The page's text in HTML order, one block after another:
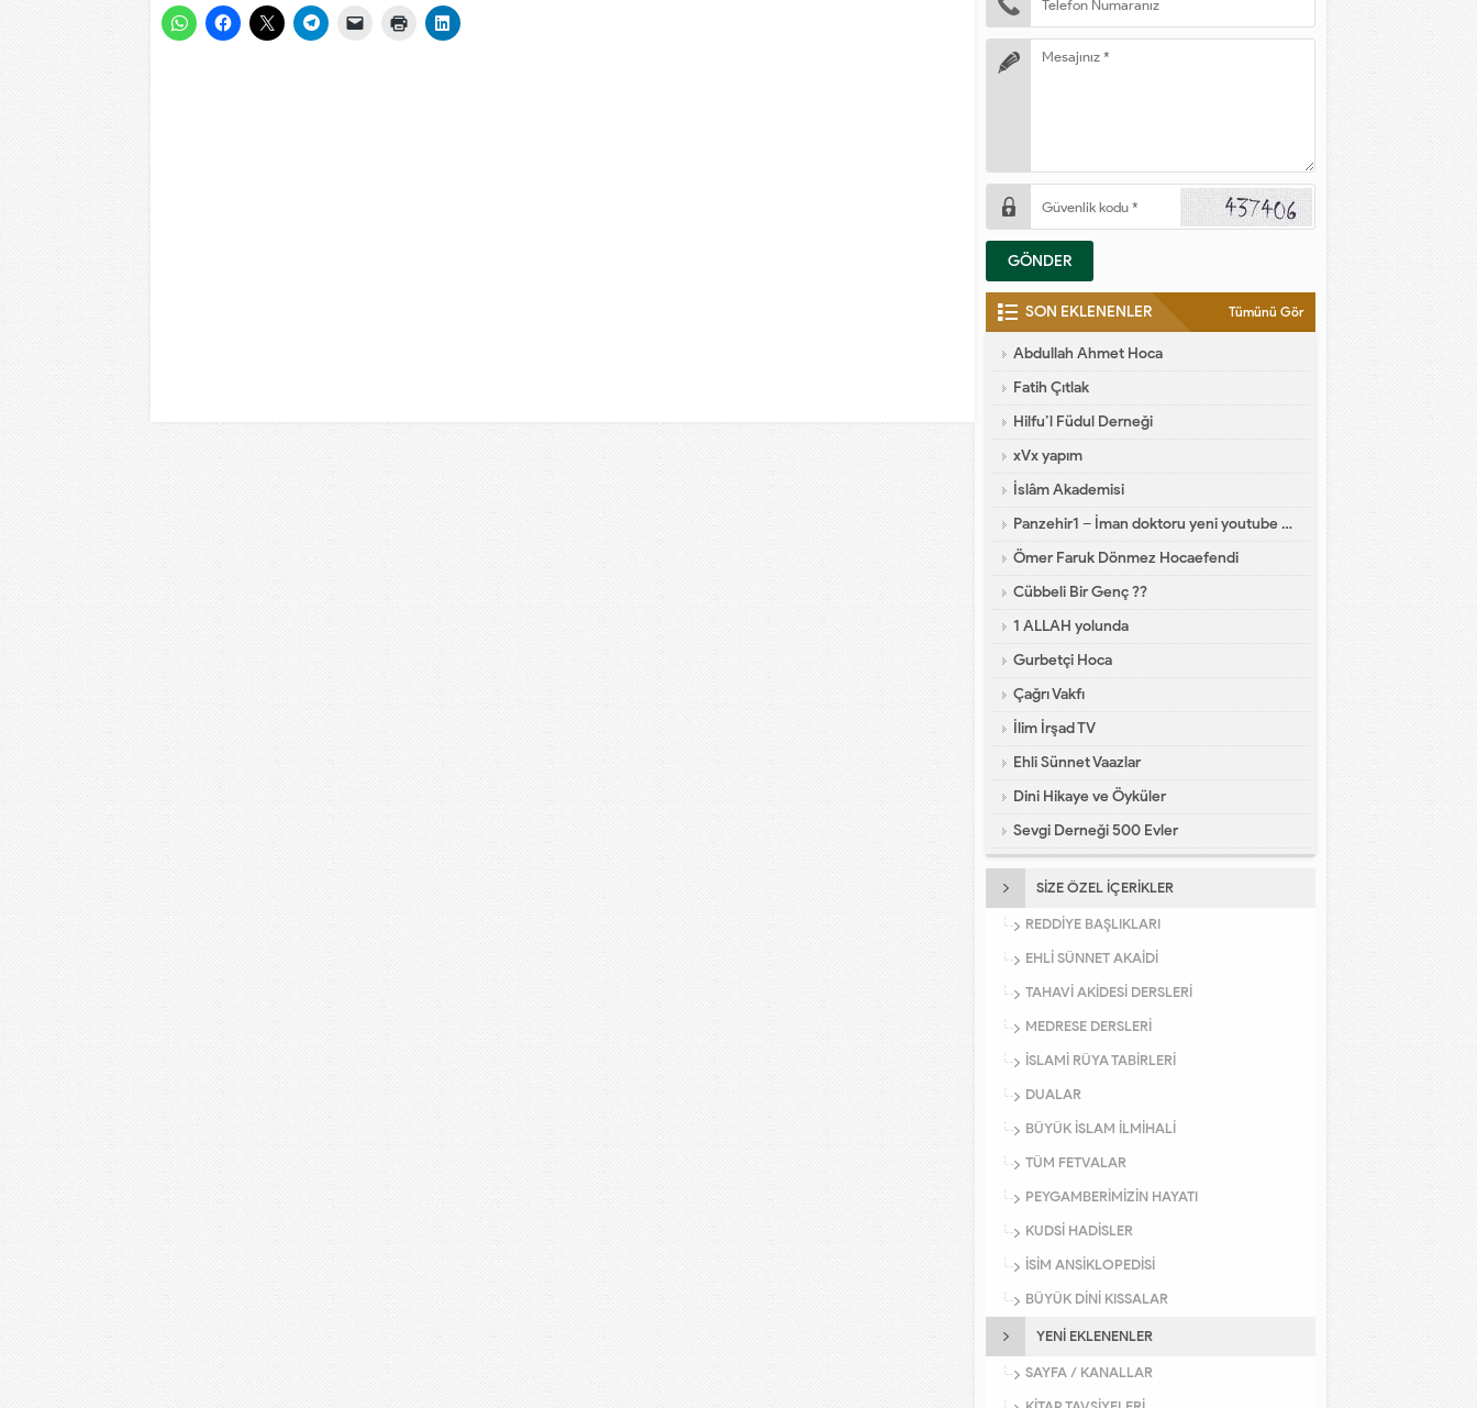
SON EKLENENLER Tümünü Gör
Abdullah Ahmet Hoca
Fatih Çıtlak
Hilfu’l Füdul Derneği
xVx yapım
İslâm Akademisi
Panzehir1 – İman doktoru yeni youtube kanalı
Ömer Faruk Dönmez Hocaefendi
Cübbeli Bir Genç ??
1 ALLAH yolunda
Gurbetçi Hoca
Çağrı Vakfı
İlim İrşad TV
Ehli Sünnet Vaazlar
Dini Hikaye ve Öyküler
Sevgi Derneği 500 Evler
SİZE ÖZEL İÇERİKLER
REDDİYE BAŞLIKLARI
EHLİ SÜNNET AKAİDİ
TAHAVİ AKİDESİ DERSLERİ
MEDRESE DERSLERİ
İSLAMİ RÜYA TABİRLERİ
DUALAR
BÜYÜK İSLAM İLMİHALİ
TÜM FETVALAR
PEYGAMBERİMİZİN HAYATI
KUDSİ HADİSLER
İSİM ANSİKLOPEDİSİ
BÜYÜK DİNİ KISSALAR
YENİ EKLENENLER
SAYFA / KANALLAR